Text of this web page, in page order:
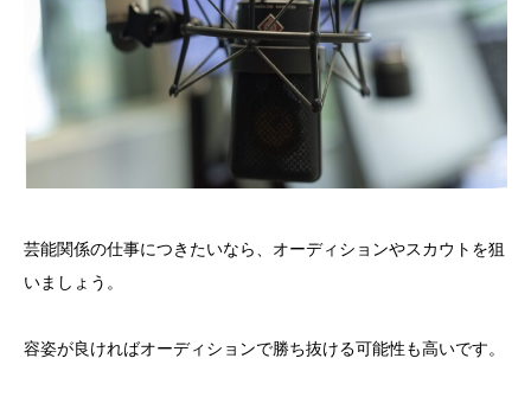
芸能関係の仕事につきたいなら、オーディションやスカウトを狙
いましょう。
容姿が良ければオーディションで勝ち抜ける可能性も高いです。